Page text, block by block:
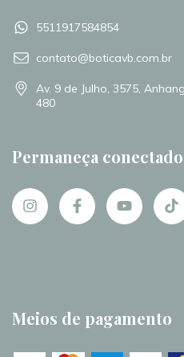
5511917584854
contato@boticavb.com.br
Av. 9 de Julho, 3575,
480
Permaneça conectado
Meios de pagamento